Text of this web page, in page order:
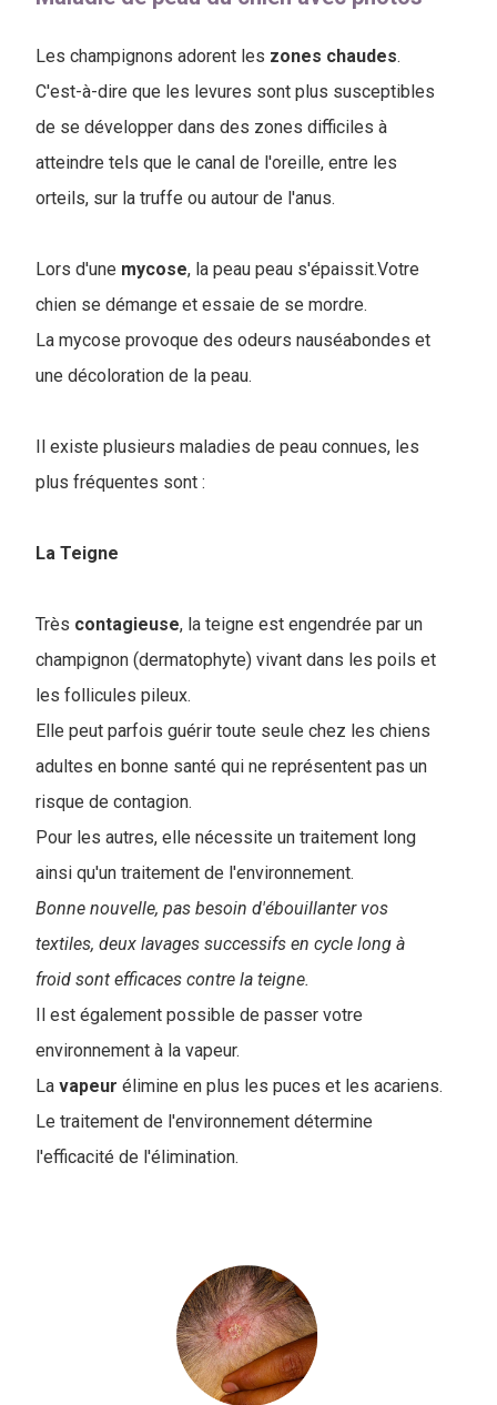
Les champignons adorent les zones chaudes.
C'est-à-dire que les levures sont plus susceptibles
de se développer dans des zones difficiles à
atteindre tels que le canal de l'oreille, entre les
orteils, sur la truffe ou autour de l'anus.
Lors d'une mycose, la peau peau s'épaissit.Votre
chien se démange et essaie de se mordre.
La mycose provoque des odeurs nauséabondes et
une décoloration de la peau.
Il existe plusieurs maladies de peau connues, les
plus fréquentes sont :
La Teigne
Très contagieuse, la teigne est engendrée par un
champignon (dermatophyte) vivant dans les poils et
les follicules pileux.
Elle peut parfois guérir toute seule chez les chiens
adultes en bonne santé qui ne représentent pas un
risque de contagion.
Pour les autres, elle nécessite un traitement long
ainsi qu'un traitement de l'environnement.
Bonne nouvelle, pas besoin d'ébouillanter vos
textiles, deux lavages successifs en cycle long à
froid sont efficaces contre la teigne.
Il est également possible de passer votre
environnement à la vapeur.
La vapeur élimine en plus les puces et les acariens.
Le traitement de l'environnement détermine
l'efficacité de l'élimination.